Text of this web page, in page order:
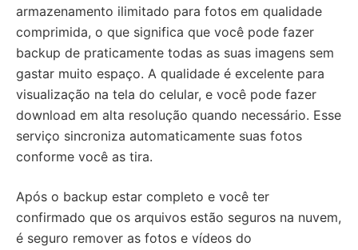
armazenamento ilimitado para fotos em qualidade
comprimida, o que significa que você pode fazer
backup de praticamente todas as suas imagens sem
gastar muito espaço. A qualidade é excelente para
visualização na tela do celular, e você pode fazer
download em alta resolução quando necessário. Esse
serviço sincroniza automaticamente suas fotos
conforme você as tira.
Após o backup estar completo e você ter
confirmado que os arquivos estão seguros na nuvem,
é seguro remover as fotos e vídeos do